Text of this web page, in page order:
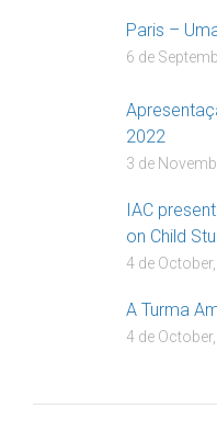
Paris –
6 de
2022
3 de
IAC
on Child
4 de
A Turma
4 de